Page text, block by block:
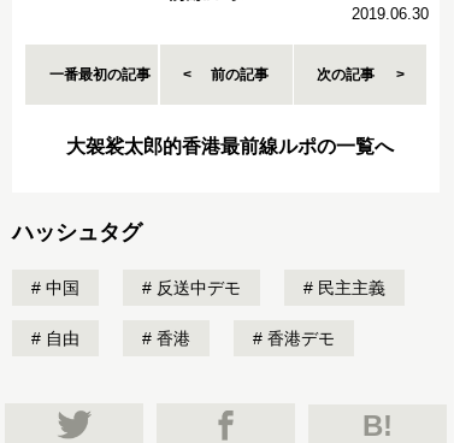
2019.06.30
一番最初の記事 前の記事 次の記事
大袈裟太郎的香港最前線ルポの一覧へ
ハッシュタグ
中国 反送中デモ 民主主義
自由 香港 香港デモ
B!